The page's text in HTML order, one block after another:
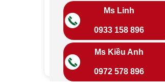
Ms Linh
0933 158 896
Ms Kiều Anh
0972 578 896